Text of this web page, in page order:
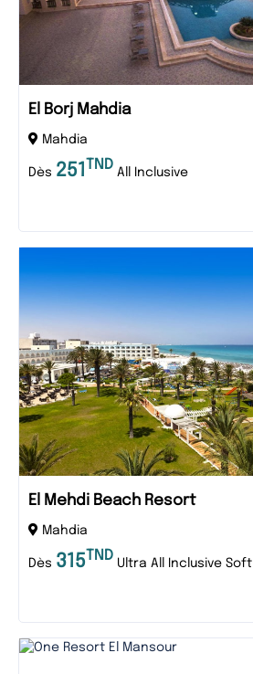
El Borj Mahdia
Mahdia
Dès 251 TND All Inclusive
El Mehdi Beach Resort
Mahdia
Dès 315 TND Ultra All Inclusive Soft